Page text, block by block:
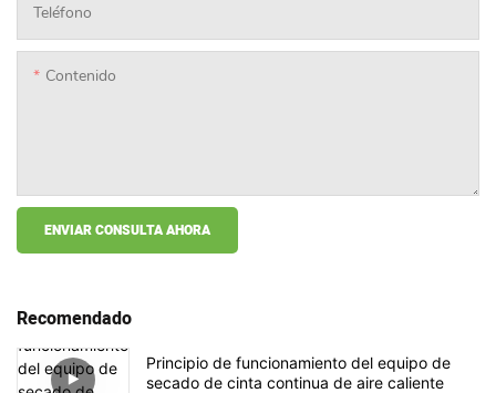
Teléfono
Contenido
ENVIAR CONSULTA AHORA
Recomendado
Principio de funcionamiento del equipo de
secado de cinta continua de aire caliente